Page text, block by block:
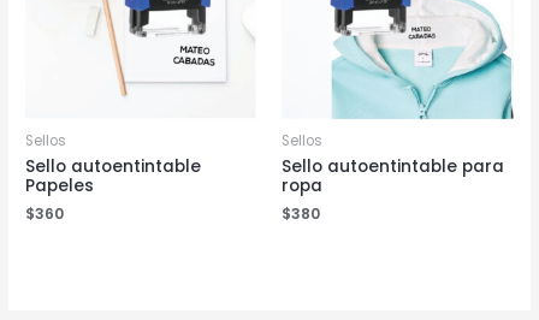
Sellos
Sello autoentintable
Papeles
$360
Sellos
Sello autoentintable para
ropa
$380